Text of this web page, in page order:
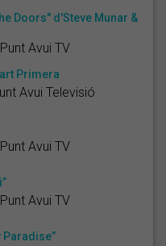
Doors" d'Steve Munar &
Avui TV
Primera
Avui Televisió
Avui TV
Avui TV
Paradise”